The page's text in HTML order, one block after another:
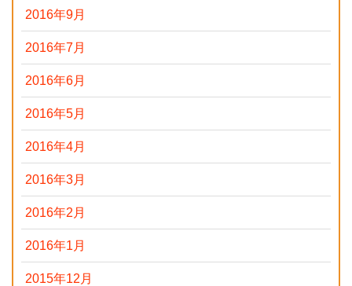
2016年9月
2016年7月
2016年6月
2016年5月
2016年4月
2016年3月
2016年2月
2016年1月
2015年12月